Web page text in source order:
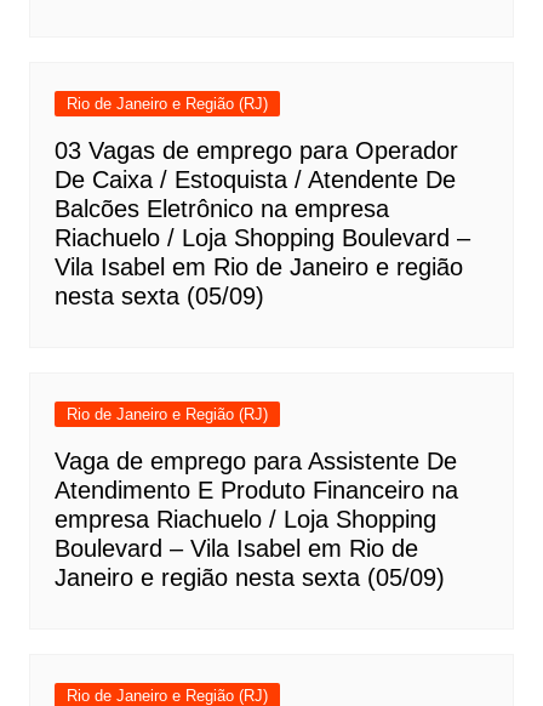
Rio de Janeiro e Região (RJ)
03 Vagas de emprego para Operador
De Caixa / Estoquista / Atendente De
Balcões Eletrônico na empresa
Riachuelo / Loja Shopping Boulevard –
Vila Isabel em Rio de Janeiro e região
nesta sexta (05/09)
Rio de Janeiro e Região (RJ)
Vaga de emprego para Assistente De
Atendimento E Produto Financeiro na
empresa Riachuelo / Loja Shopping
Boulevard – Vila Isabel em Rio de
Janeiro e região nesta sexta (05/09)
Rio de Janeiro e Região (RJ)